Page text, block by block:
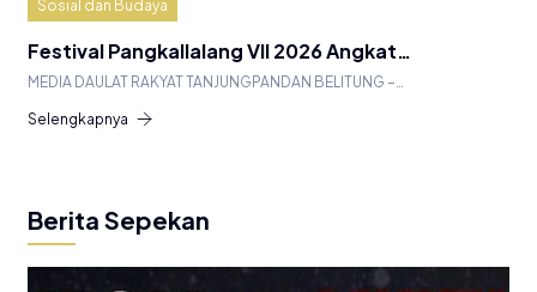
Sosial dan Budaya
Festival Pangkallalang VII 2026 Angkat…
MEDIA DAULAT RAKYAT TANJUNGPANDAN BELITUNG –…
Selengkapnya
Berita Sepekan